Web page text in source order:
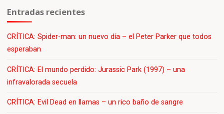
Entradas recientes
CRÍTICA: Spider-man: un nuevo día – el Peter Parker que todos
esperaban
CRÍTICA: El mundo perdido: Jurassic Park (1997) – una
infravalorada secuela
CRÍTICA: Evil Dead en llamas – un rico baño de sangre